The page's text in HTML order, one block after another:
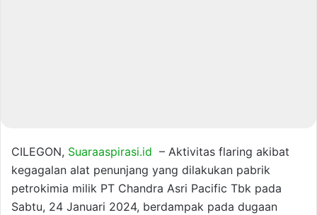
CILEGON, Suaraaspirasi.id – Aktivitas flaring akibat
kegagalan alat penunjang yang dilakukan pabrik
petrokimia milik PT Chandra Asri Pacific Tbk pada
Sabtu, 24 Januari 2024, berdampak pada dugaan